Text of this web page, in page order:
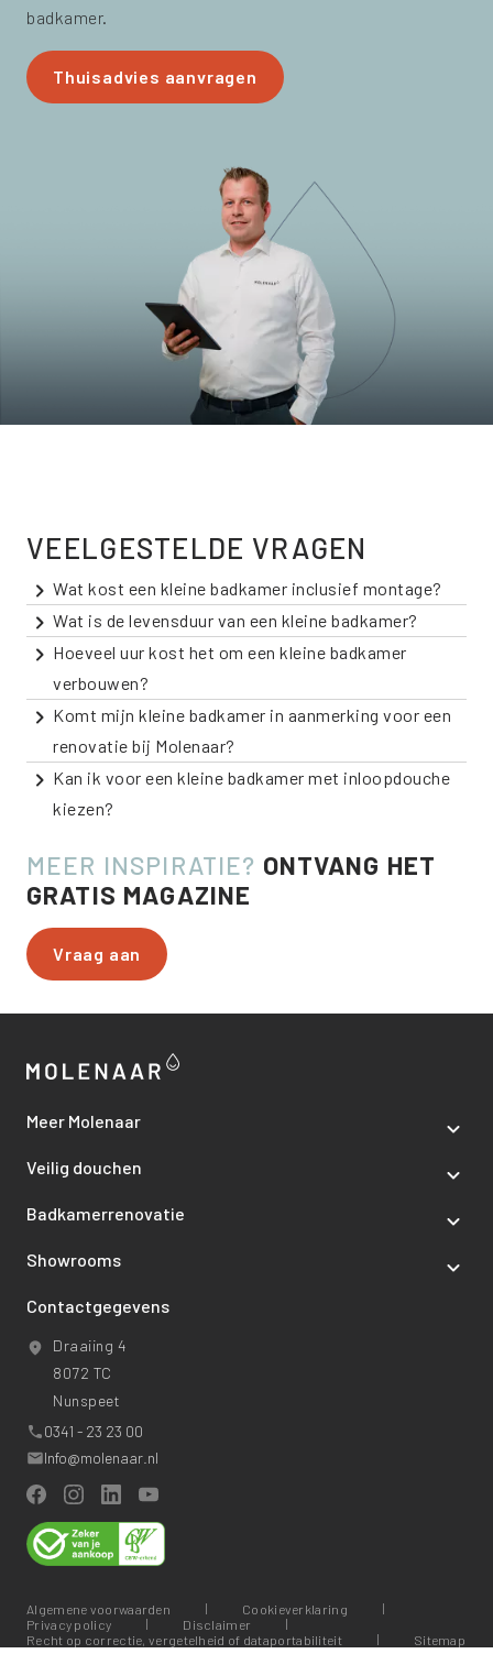
badkamer.
Thuisadvies aanvragen
VEELGESTELDE VRAGEN
Wat kost een kleine badkamer inclusief montage?
Wat is de levensduur van een kleine badkamer?
Hoeveel uur kost het om een kleine badkamer
verbouwen?
Komt mijn kleine badkamer in aanmerking voor een
renovatie bij Molenaar?
Kan ik voor een kleine badkamer met inloopdouche
kiezen?
MEER INSPIRATIE? ONTVANG HET
GRATIS MAGAZINE
Vraag aan
Meer Molenaar
Veilig douchen
Badkamerrenovatie
Showrooms
Contactgegevens
Draaiing 4
8072 TC
Nunspeet
0341 - 23 23 00
Info@molenaar.nl
Algemene voorwaarden
Cookieverklaring
Privacy policy
Disclaimer
Recht op correctie, vergetelheid of dataportabiliteit
Sitemap